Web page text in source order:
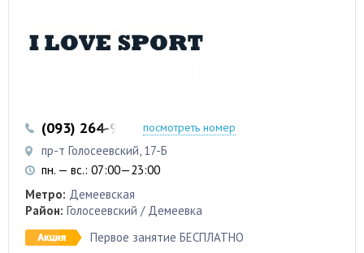
(093) 264-99-11 (098) 768-11-58
посмотреть номер
пр-т Голосеевский, 17-Б
пн. — вс.: 07:00—23:00
Метро: Демеевская
Район: Голосеевский / Демеевка
Первое занятие БЕСПЛАТНО